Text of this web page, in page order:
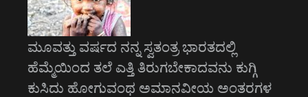
ಮೂವತ್ತು ವರ್ಷದ ನನ್ನ ಸ್ವತಂತ್ರ ಭಾರತದಲ್ಲಿ
ಹೆಮ್ಮೆಯಿಂದ ತಲೆ ಎತ್ತಿ ತಿರುಗಬೇಕಾದವನು ಕುಗ್ಗಿ
ಕುಸಿದು ಹೋಗುವಂಥ ಅಮಾನವೀಯ ಅಂತರಗಳ